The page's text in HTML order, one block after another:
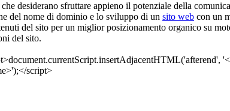
desiderano sfruttare appieno il potenziale della
del nome di dominio e lo sviluppo di un sito web con un
del sito per un miglior posizionamento organico su
del sito.